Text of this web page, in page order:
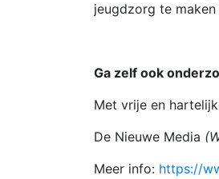
jeugdzorg te
Ga zelf ook
Met vrije en
De Nieuwe Media
Meer info: https://